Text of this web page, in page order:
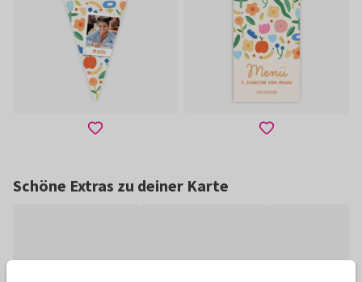
Schöne Extras zu deiner Karte